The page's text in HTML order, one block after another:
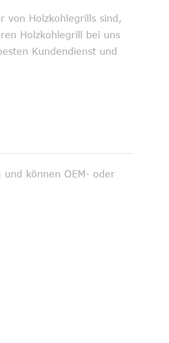
von Holzkohlegrills sind,
Holzkohlegrill bei uns
Kundendienst und
und können OEM- oder